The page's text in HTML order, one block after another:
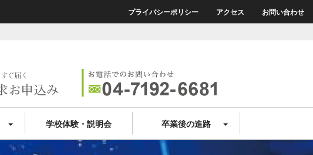
プライバシーポリシー アクセス お問い合わせ
学校体験・説明会 卒業後の進路